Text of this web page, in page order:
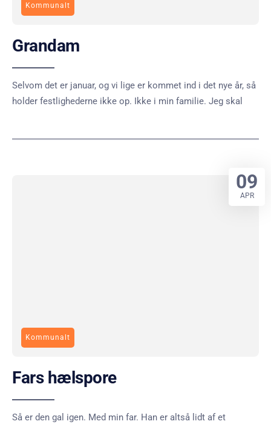
Kommunalt
Grandam
Selvom det er januar, og vi lige er kommet ind i det nye år, så
holder festlighederne ikke op. Ikke i min familie. Jeg skal
Kommunalt
Fars hælspore
Så er den gal igen. Med min far. Han er altså lidt af et
09
APR